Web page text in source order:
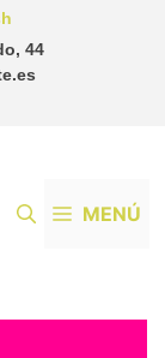
44
MENÚ